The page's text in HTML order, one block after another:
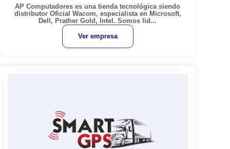
AP Computadores es una tienda tecnológica siendo
distributor Oficial Wacom, especialista en Microsoft,
Dell, Prather Gold, Intel. Somos lid...
Ver empresa